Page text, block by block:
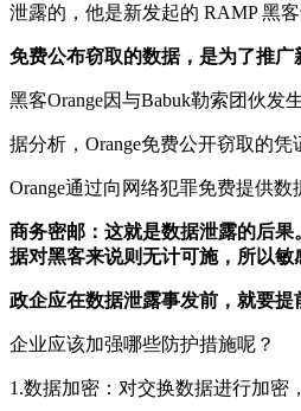
泄露的，他是新发起的 RAMP 黑
免费公布窃取的数据，是为了推广
黑客Orange因与Babuk勒索团伙发
据分析，Orange免费公开窃取的
Orange通过向网络犯罪免费提供
商务密邮：这就是数据泄露的后
据对黑客来说则无计可施，所以敏
政企应在数据泄露事发前，就要
企业应该加强哪些防护措施呢？
1.数据加密：对交换数据进行加密